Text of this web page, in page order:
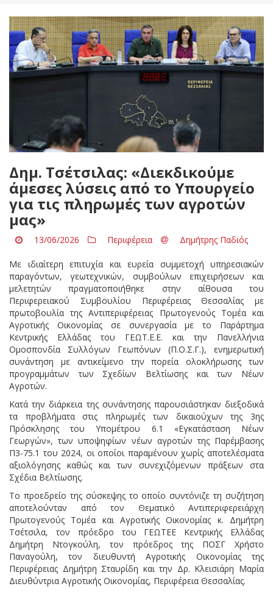
Δημ. Τσέτσιλας: «Διεκδικούμε
άμεσες λύσεις από το Υπουργείο
για τις πληρωμές των αγροτών
μας»
13/06/2026 Περιφέρεια Δημήτρης Παδιός
Με ιδιαίτερη επιτυχία και ευρεία συμμετοχή υπηρεσιακών
παραγόντων, γεωτεχνικών, συμβούλων επιχειρήσεων και
μελετητών πραγματοποιήθηκε στην αίθουσα του
Περιφερειακού Συμβουλίου Περιφέρειας Θεσσαλίας με
πρωτοβουλία της Αντιπεριφέρειας Πρωτογενούς Τομέα και
Αγροτικής Οικονομίας σε συνεργασία με το Παράρτημα
Κεντρικής Ελλάδας του ΓΕΩΤ.Ε.Ε. και την Πανελλήνια
Ομοσπονδία Συλλόγων Γεωπόνων (Π.Ο.Σ.Γ.), ενημερωτική
συνάντηση με αντικείμενο την πορεία ολοκλήρωσης των
προγραμμάτων των Σχεδίων Βελτίωσης και των Νέων
Αγροτών.
Κατά την διάρκεια της συνάντησης παρουσιάστηκαν διεξοδικά
τα προβλήματα στις πληρωμές των δικαιούχων της 3ης
Πρόσκλησης του Υπομέτρου 6.1 «Εγκατάσταση Νέων
Γεωργών», των υποψηφίων νέων αγροτών της Παρέμβασης
Π3-75.1 του 2024, οι οποίοι παραμένουν χωρίς αποτελέσματα
αξιολόγησης καθώς και των συνεχιζόμενων πράξεων στα
Σχέδια Βελτίωσης.
Το προεδρείο της σύσκεψης το οποίο συντόνιζε τη συζήτηση
αποτελούνταν από τον Θεματικό Αντιπεριφερειάρχη
Πρωτογενούς Τομέα και Αγροτικής Οικονομίας κ. Δημήτρη
Τσέτσιλα, τον πρόεδρο του ΓΕΩΤΕΕ Κεντρικής Ελλάδας
Δημήτρη Ντογκούλη, τον πρόεδρος της ΠΟΣΓ Χρήστο
Παναγούλη, τον διευθυντή Αγροτικής Οικονομίας της
Περιφέρειας Δημήτρη Σταυρίδη και την Δρ. Κλεισιάρη Μαρία
Διευθύντρια Αγροτικής Οικονομίας, Περιφέρεια Θεσσαλίας.